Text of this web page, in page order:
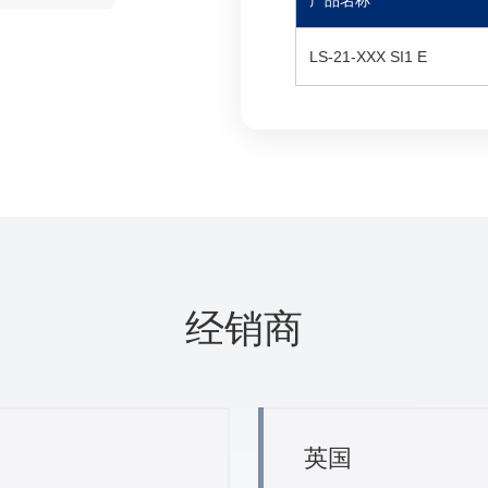
LS-21-XXX SI1 E
经销商
英国